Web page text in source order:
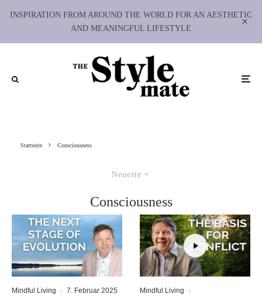
INSPIRATION FROM AROUND THE WORLD FOR AN AESTHETIC
AND MEANINGFUL LIFESTYLE
Startseite Consciousness
Neueste
Consciousness
Mindful Living · 7. Februar 2025 Mindful Living
·